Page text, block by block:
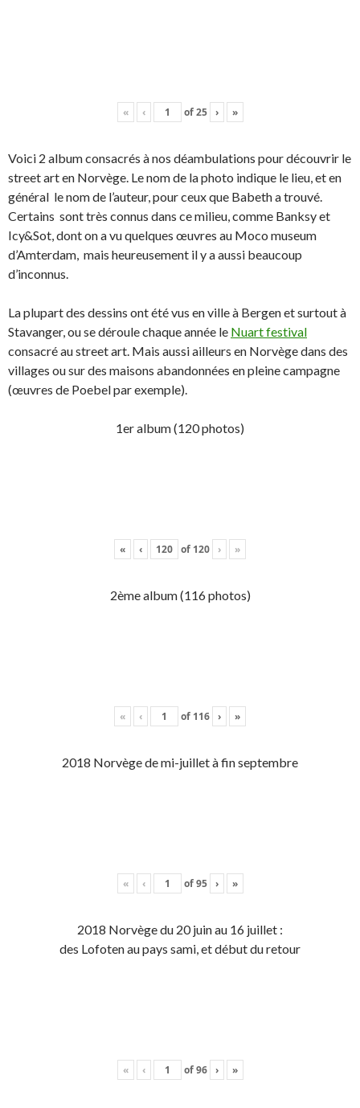
« ‹ of25 › »
Voici 2 album consacrés à nos déambulations pour découvrir le
street art en Norvège. Le nom de la photo indique le lieu, et en
général le nom de l’auteur, pour ceux que Babeth a trouvé.
Certains sont très connus dans ce milieu, comme Banksy et
Icy&Sot, dont on a vu quelques œuvres au Moco museum
d’Amterdam, mais heureusement il y a aussi beaucoup
d’inconnus.
La plupart des dessins ont été vus en ville à Bergen et surtout à
Stavanger, ou se déroule chaque année le Nuart festival
consacré au street art. Mais aussi ailleurs en Norvège dans des
villages ou sur des maisons abandonnées en pleine campagne
(œuvres de Poebel par exemple).
1er album (120 photos)
« ‹ of 120 › »
2ème album (116 photos)
« ‹ of 116 › »
2018 Norvège de mi-juillet à fin septembre
« ‹ of95 › »
2018 Norvège du 20 juin au 16 juillet :
des Lofoten au pays sami, et début du retour
« ‹ of96 › »